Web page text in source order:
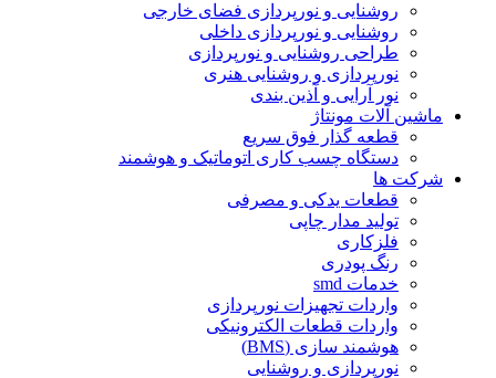
روشنایی و نورپردازی فضای خارجی
روشنایی و نورپردازی داخلی
طراحی روشنایی و نورپردازی
نورپردازی و روشنایی هنری
نور آرایی و آذین بندی
ماشین آلات مونتاژ
قطعه گذار فوق سریع
دستگاه چسب کاری اتوماتیک و هوشمند
شرکت ها
قطعات یدکی و مصرفی
تولید مدار چاپی
فلزکاری
رنگ پودری
خدمات smd
واردات تجهیزات نورپردازی
واردات قطعات الکترونیکی
هوشمند سازی (BMS)
نورپردازی و روشنایی